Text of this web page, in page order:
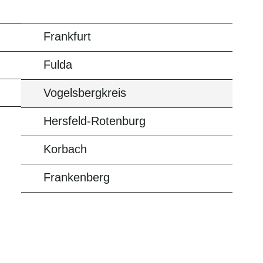
Frankfurt
Fulda
Vogelsbergkreis
Hersfeld-Rotenburg
Korbach
Frankenberg